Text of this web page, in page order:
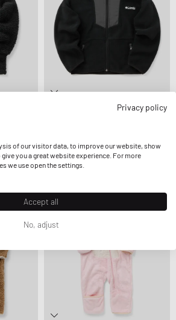
ZIP
ENCORE RÉDUIT
Privacy policy
of our visitor data, to improve our website, show
you a great website experience. For more
we use open the settings.
Accept all
No, adjust